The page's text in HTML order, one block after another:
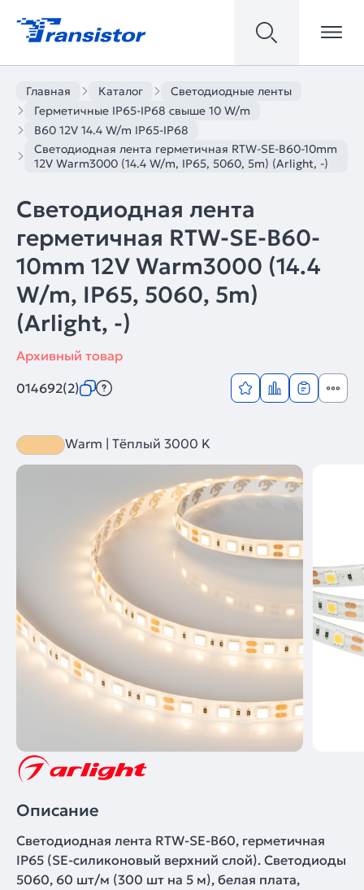
Главная Каталог
Светодиодные ленты
Герметичные IP65-IP68 свыше 10 W/m
B60 12V 14.4 W/m IP65-IP68
Светодиодная лента герметичная RTW-SE-B60-10mm
12V Warm3000 (14.4 W/m, IP65, 5060, 5m) (Arlight, -)
Светодиодная лента
герметичная RTW-SE-B60-
10mm 12V Warm3000 (14.4
W/m, IP65, 5060, 5m)
(Arlight, -)
Архивный товар
014692(2)
Warm | Тёплый 3000 K
Описание
Светодиодная лента RTW-SE-B60, герметичная
IP65 (SE-силиконовый верхний слой). Светодиоды
5060, 60 шт/м (300 шт на 5 м), белая плата,